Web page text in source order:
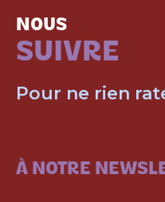
NOUS
SUIVRE
Pour ne rien
À NOTRE